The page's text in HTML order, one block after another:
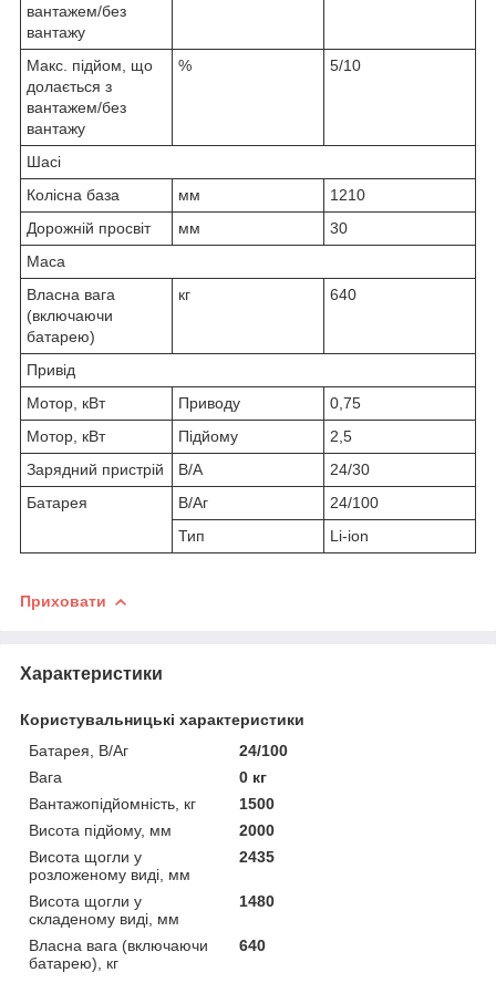
вантажем/без
вантажу
Макс. підйом, що
долається з
вантажем/без
вантажу
% 5/10
Шасі
Колісна база
мм
1210
Дорожній просвіт
мм
30
Маса
Власна вага
(включаючи
батарею)
кг 640
Привід
Мотор, кВт
Приводу
0,75
Мотор, кВт
Підйому
2,5
Зарядний пристрій
В/А
24/30
Батарея
В/Аг
24/100
Тип
Li-ion
Приховати
Характеристики
Користувальницькі характеристики
Батарея, В/Аг
24/100
Вага
0 кг
Вантажопідйомність, кг
1500
Висота підйому, мм
2000
Висота щогли у
розложеному виді, мм
2435
Висота щогли у
складеному виді, мм
1480
Власна вага (включаючи
батарею), кг
640